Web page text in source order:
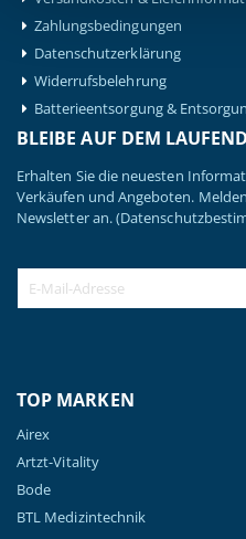
Zahlungsbedingungen
Datenschutzerklärung
Widerrufsbelehrung
Batterieentsorgung &
BLEIBE AUF DEM
Erhalten Sie die neuesten
Verkäufen und Angeboten.
Newsletter an.
TOP MARKEN
Airex
Artzt-Vitality
Bode
BTL Medizintechnik